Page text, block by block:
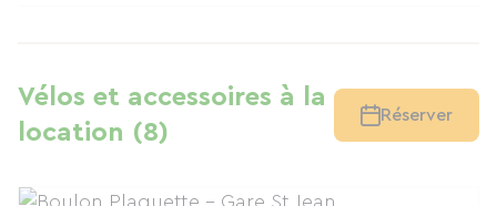
Vélos et accessoires à la
location (8)
Réserver